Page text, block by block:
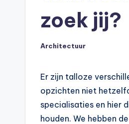
zoek jij?
Geplaatst
Architectuur
Er zijn talloze
opzichten niet
specialisaties en hier
houden. We hebben